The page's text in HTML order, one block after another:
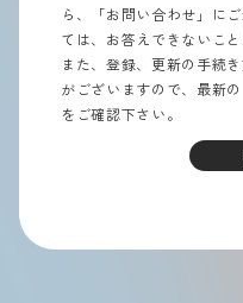
ら、「お問い合わせ」に
ては、お答えできないこ
また、登録、更新の手続
がございますので、最新
をご確認下さい。